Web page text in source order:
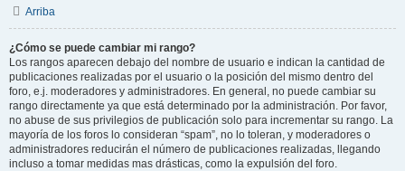
Arriba
¿Cómo se puede cambiar mi rango?
Los rangos aparecen debajo del nombre de usuario e indican la cantidad de
publicaciones realizadas por el usuario o la posición del mismo dentro del
foro, e.j. moderadores y administradores. En general, no puede cambiar su
rango directamente ya que está determinado por la administración. Por favor,
no abuse de sus privilegios de publicación solo para incrementar su rango. La
mayoría de los foros lo consideran “spam”, no lo toleran, y moderadores o
administradores reducirán el número de publicaciones realizadas, llegando
incluso a tomar medidas mas drásticas, como la expulsión del foro.